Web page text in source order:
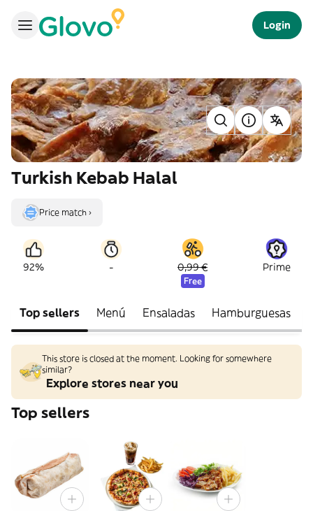
Login
Turkish Kebab Halal
Price match ›
92% - 0,99 €
Free
Prime
Top sellers Menú Ensaladas Hamburguesas
This store is closed at the moment. Looking for somewhere
similar?
Explore stores near you
Top sellers